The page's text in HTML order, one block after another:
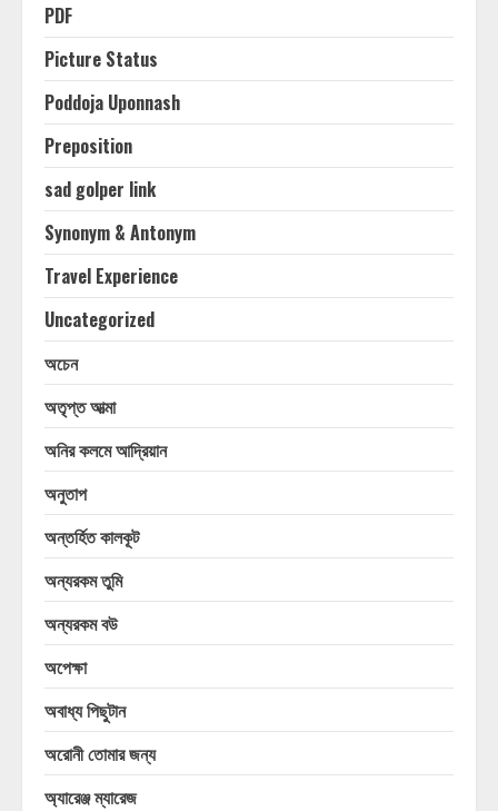
PDF
Picture Status
Poddoja Uponnash
Preposition
sad golper link
Synonym & Antonym
Travel Experience
Uncategorized
অচেন
অতৃপ্ত আত্মা
অনির কলমে আদ্রিয়ান
অনুতাপ
অন্তর্হিত কালকূট
অন্যরকম তুমি
অন্যরকম বউ
অপেক্ষা
অবাধ্য পিছুটান
অরোনী তোমার জন্য
অ্যারেঞ্জ ম্যারেজ